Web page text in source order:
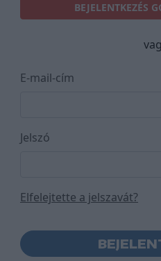
BEJELENTKEZÉS
E-mail-cím
Jelszó
Elfelejtette a jelszavát?